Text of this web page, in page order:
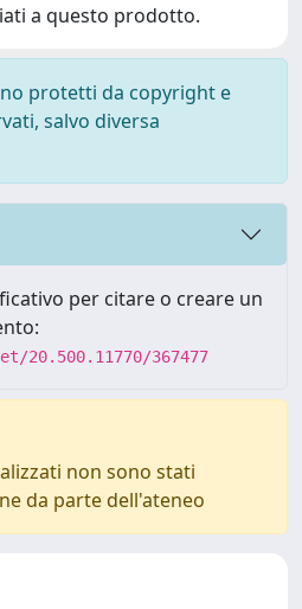
a questo prodotto.
protetti da copyright e
salvo diversa
per citare o creare un
20.500.11770/367477
non sono stati
da parte dell'ateneo